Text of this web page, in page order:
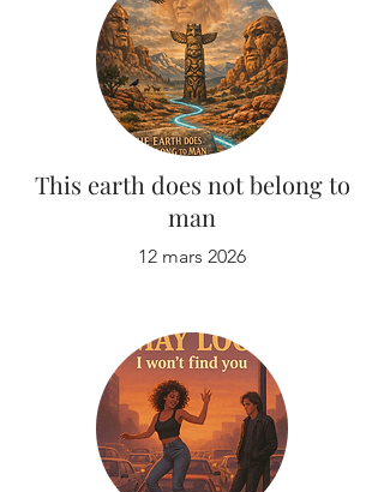
This earth does not belong to
man
12 mars 2026